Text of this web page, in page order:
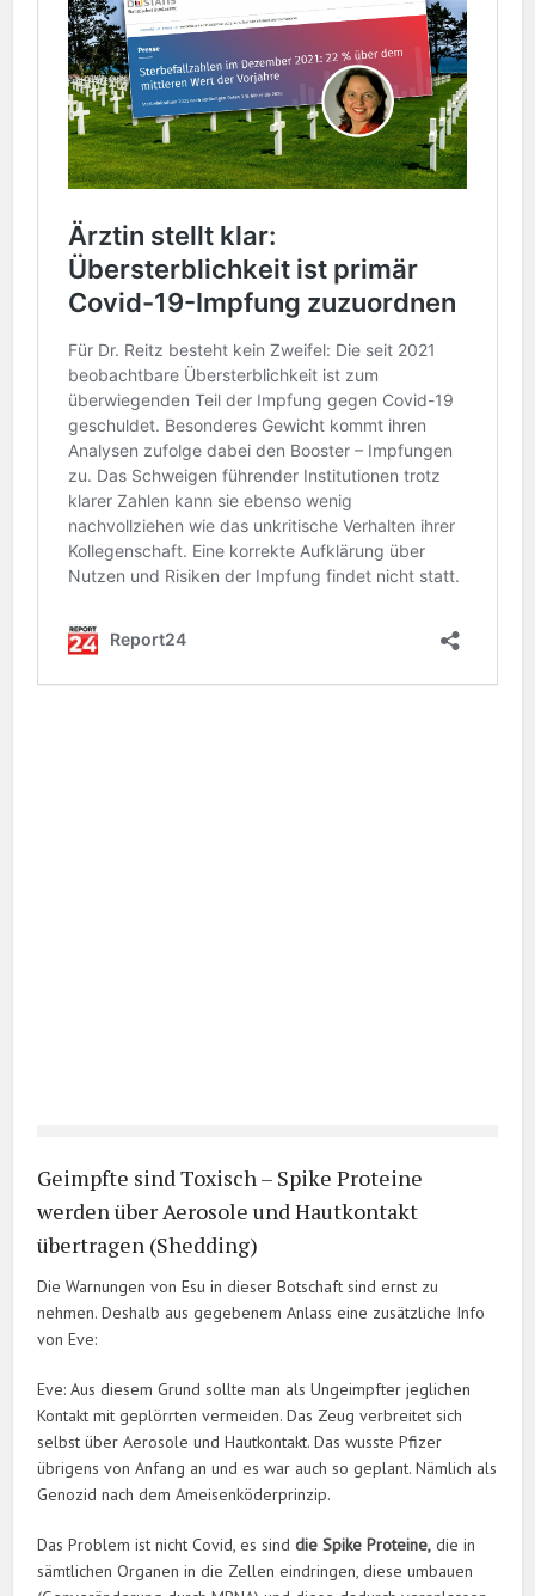
Geimpfte sind Toxisch – Spike Proteine
werden über Aerosole und Hautkontakt
übertragen (Shedding)
Die Warnungen von Esu in dieser Botschaft sind ernst zu
nehmen. Deshalb aus gegebenem Anlass eine zusätzliche Info
von Eve:
Eve: Aus diesem Grund sollte man als Ungeimpfter jeglichen
Kontakt mit geplörrten vermeiden. Das Zeug verbreitet sich
selbst über Aerosole und Hautkontakt. Das wusste Pfizer
übrigens von Anfang an und es war auch so geplant. Nämlich als
Genozid nach dem Ameisenköderprinzip.
Das Problem ist nicht Covid, es sinddie Spike Proteine, die in
sämtlichen Organen in die Zellen eindringen, diese umbauen